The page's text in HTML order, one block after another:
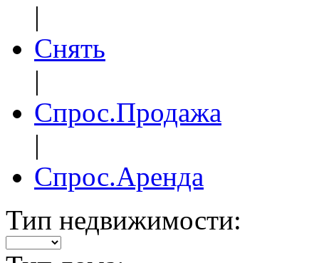
|
Снять
|
Спрос.Продажа
|
Спрос.Аренда
Тип недвижимости: